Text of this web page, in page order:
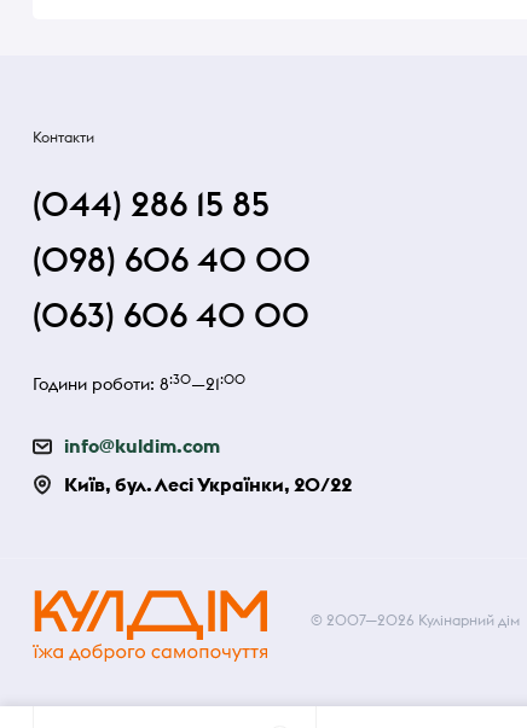
Контакти
(044) 286 15 85
(098) 606 40 00
(063) 606 40 00
Години роботи: 8:30—21:00
info@kuldim.com
Київ, бул. Лесі Українки, 20/22
© 2007—2026 Кулінарний дім